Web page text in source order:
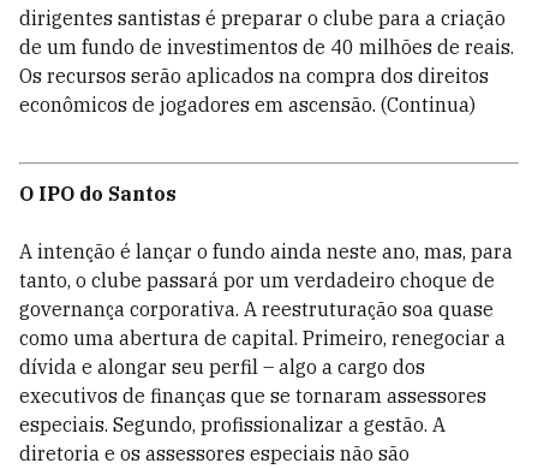
dirigentes santistas é preparar o clube para a criação
de um fundo de investimentos de 40 milhões de reais.
Os recursos serão aplicados na compra dos direitos
econômicos de jogadores em ascensão. (Continua)
O IPO do Santos
A intenção é lançar o fundo ainda neste ano, mas, para
tanto, o clube passará por um verdadeiro choque de
governança corporativa. A reestruturação soa quase
como uma abertura de capital. Primeiro, renegociar a
dívida e alongar seu perfil – algo a cargo dos
executivos de finanças que se tornaram assessores
especiais. Segundo, profissionalizar a gestão. A
diretoria e os assessores especiais não são